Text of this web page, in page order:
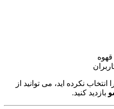
نکرده اید، می توانید از
بازدید کنید.